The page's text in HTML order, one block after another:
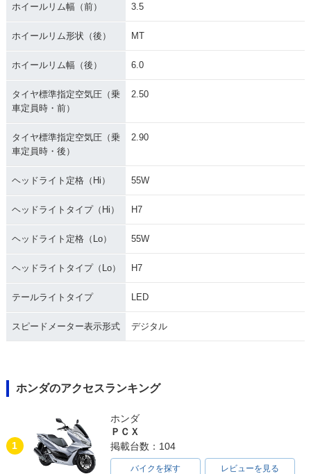
ホイールリム幅（前） 3.5
ホイールリム形状（後） MT
ホイールリム幅（後） 6.0
タイヤ標準指定空気圧（乗
車定員時・前）
2.50
タイヤ標準指定空気圧（乗
車定員時・後）
2.90
ヘッドライト定格（Hi） 55W
ヘッドライトタイプ（Hi） H7
ヘッドライト定格（Lo） 55W
ヘッドライトタイプ（Lo） H7
テールライトタイプ LED
スピードメーター表示形式 デジタル
ホンダのアクセスランキング
1
ホンダ
ＰＣＸ
掲載台数：104
バイクを探す レビューを見る